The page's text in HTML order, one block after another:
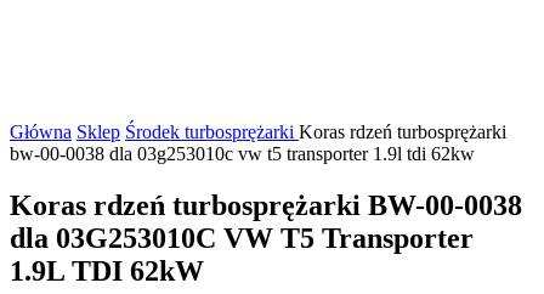
Główna Sklep Środek turbosprężarki Koras rdzeń turbosprężarki
bw-00-0038 dla 03g253010c vw t5 transporter 1.9l tdi 62kw
Koras rdzeń turbosprężarki BW-00-0038
dla 03G253010C VW T5 Transporter
1.9L TDI 62kW